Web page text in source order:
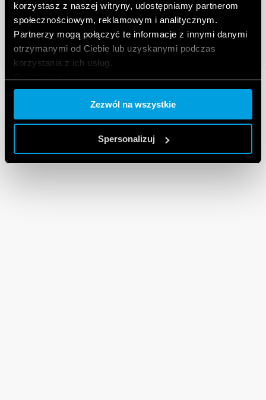
korzystasz z naszej witryny, udostępniamy partnerom
społecznościowym, reklamowym i analitycznym.
Partnerzy mogą połączyć te informacje z innymi danymi
otrzymanymi od Ciebie lub uzyskanymi podczas
korzystania z ich usług.
Zezwól na wszystkie
Spersonalizuj